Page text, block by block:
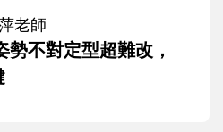
老師
不對定型超難改，